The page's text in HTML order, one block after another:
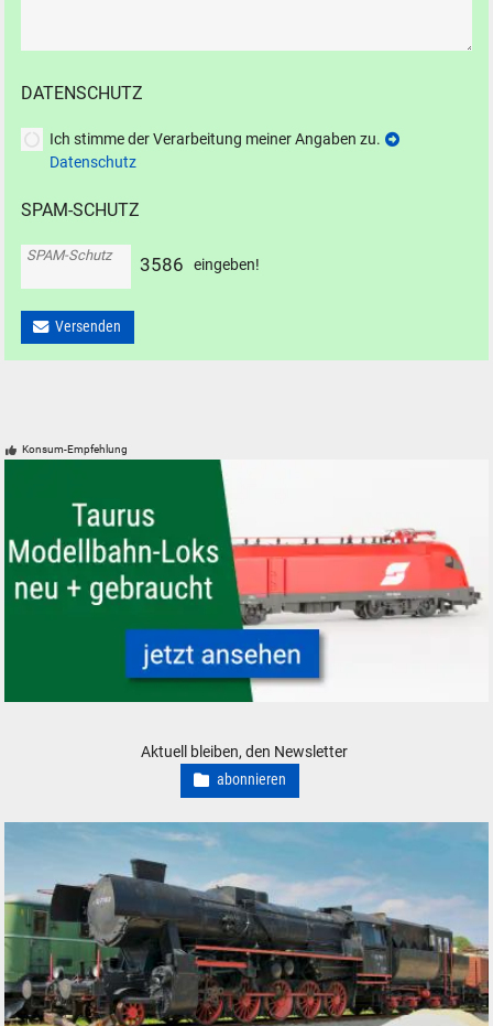
DATENSCHUTZ
Ich stimme der Verarbeitung meiner Angaben zu.
Datenschutz
SPAM-SCHUTZ
SPAM-Schutz 3586 eingeben!
Versenden
Konsum-Empfehlung
Aktuell bleiben, den Newsletter
abonnieren